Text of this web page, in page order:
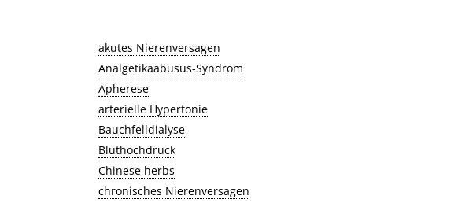
akutes Nierenversagen
Analgetikaabusus-Syndrom
Apherese
arterielle Hypertonie
Bauchfelldialyse
Bluthochdruck
Chinese herbs
chronisches Nierenversagen